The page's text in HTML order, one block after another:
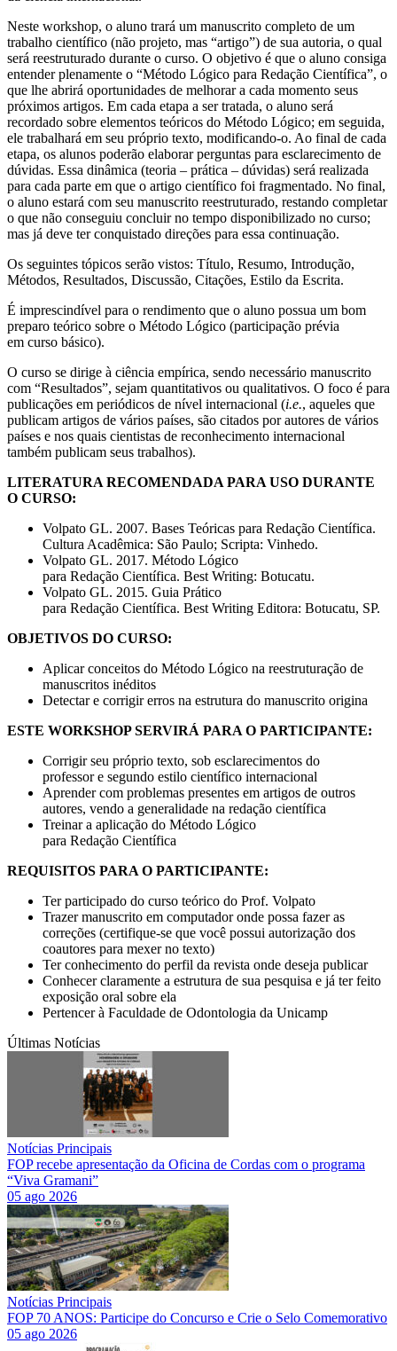
Neste workshop, o aluno trará um manuscrito completo de um
trabalho científico (não projeto, mas “artigo”) de sua autoria, o qual
será reestruturado durante o curso. O objetivo é que o aluno consiga
entender plenamente o “Método Lógico para Redação Científica”, o
que lhe abrirá oportunidades de melhorar a cada momento seus
próximos artigos. Em cada etapa a ser tratada, o aluno será
recordado sobre elementos teóricos do Método Lógico; em seguida,
ele trabalhará em seu próprio texto, modificando-o. Ao final de cada
etapa, os alunos poderão elaborar perguntas para esclarecimento de
dúvidas. Essa dinâmica (teoria – prática – dúvidas) será realizada
para cada parte em que o artigo científico foi fragmentado. No final,
o aluno estará com seu manuscrito reestruturado, restando completar
o que não conseguiu concluir no tempo disponibilizado no curso;
mas já deve ter conquistado direções para essa continuação.
Os seguintes tópicos serão vistos: Título, Resumo, Introdução,
Métodos, Resultados, Discussão, Citações, Estilo da Escrita.
É imprescindível para o rendimento que o aluno possua um bom
preparo teórico sobre o Método Lógico (participação prévia
em curso básico).
O curso se dirige à ciência empírica, sendo necessário manuscrito
com “Resultados”, sejam quantitativos ou qualitativos. O foco é para
publicações em periódicos de nível internacional (i.e., aqueles que
publicam artigos de vários países, são citados por autores de vários
países e nos quais cientistas de reconhecimento internacional
também publicam seus trabalhos).
LITERATURA RECOMENDADA PARA USO DURANTE
O CURSO:
Volpato GL. 2007. Bases Teóricas para Redação Científica.
Cultura Acadêmica: São Paulo; Scripta: Vinhedo.
Volpato GL. 2017. Método Lógico
para Redação Científica. Best Writing: Botucatu.
Volpato GL. 2015. Guia Prático
para Redação Científica. Best Writing Editora: Botucatu, SP.
OBJETIVOS DO CURSO:
Aplicar conceitos do Método Lógico na reestruturação de
manuscritos inéditos
Detectar e corrigir erros na estrutura do manuscrito origina
ESTE WORKSHOP SERVIRÁ PARA O PARTICIPANTE:
Corrigir seu próprio texto, sob esclarecimentos do
professor e segundo estilo científico internacional
Aprender com problemas presentes em artigos de outros
autores, vendo a generalidade na redação científica
Treinar a aplicação do Método Lógico
para Redação Científica
REQUISITOS PARA O PARTICIPANTE:
Ter participado do curso teórico do Prof. Volpato
Trazer manuscrito em computador onde possa fazer as
correções (certifique-se que você possui autorização dos
coautores para mexer no texto)
Ter conhecimento do perfil da revista onde deseja publicar
Conhecer claramente a estrutura de sua pesquisa e já ter feito
exposição oral sobre ela
Pertencer à Faculdade de Odontologia da Unicamp
Últimas Notícias
Notícias Principais
FOP recebe apresentação da Oficina de Cordas com o programa
“Viva Gramani”
05 ago 2026
Notícias Principais
FOP 70 ANOS: Participe do Concurso e Crie o Selo Comemorativo
05 ago 2026